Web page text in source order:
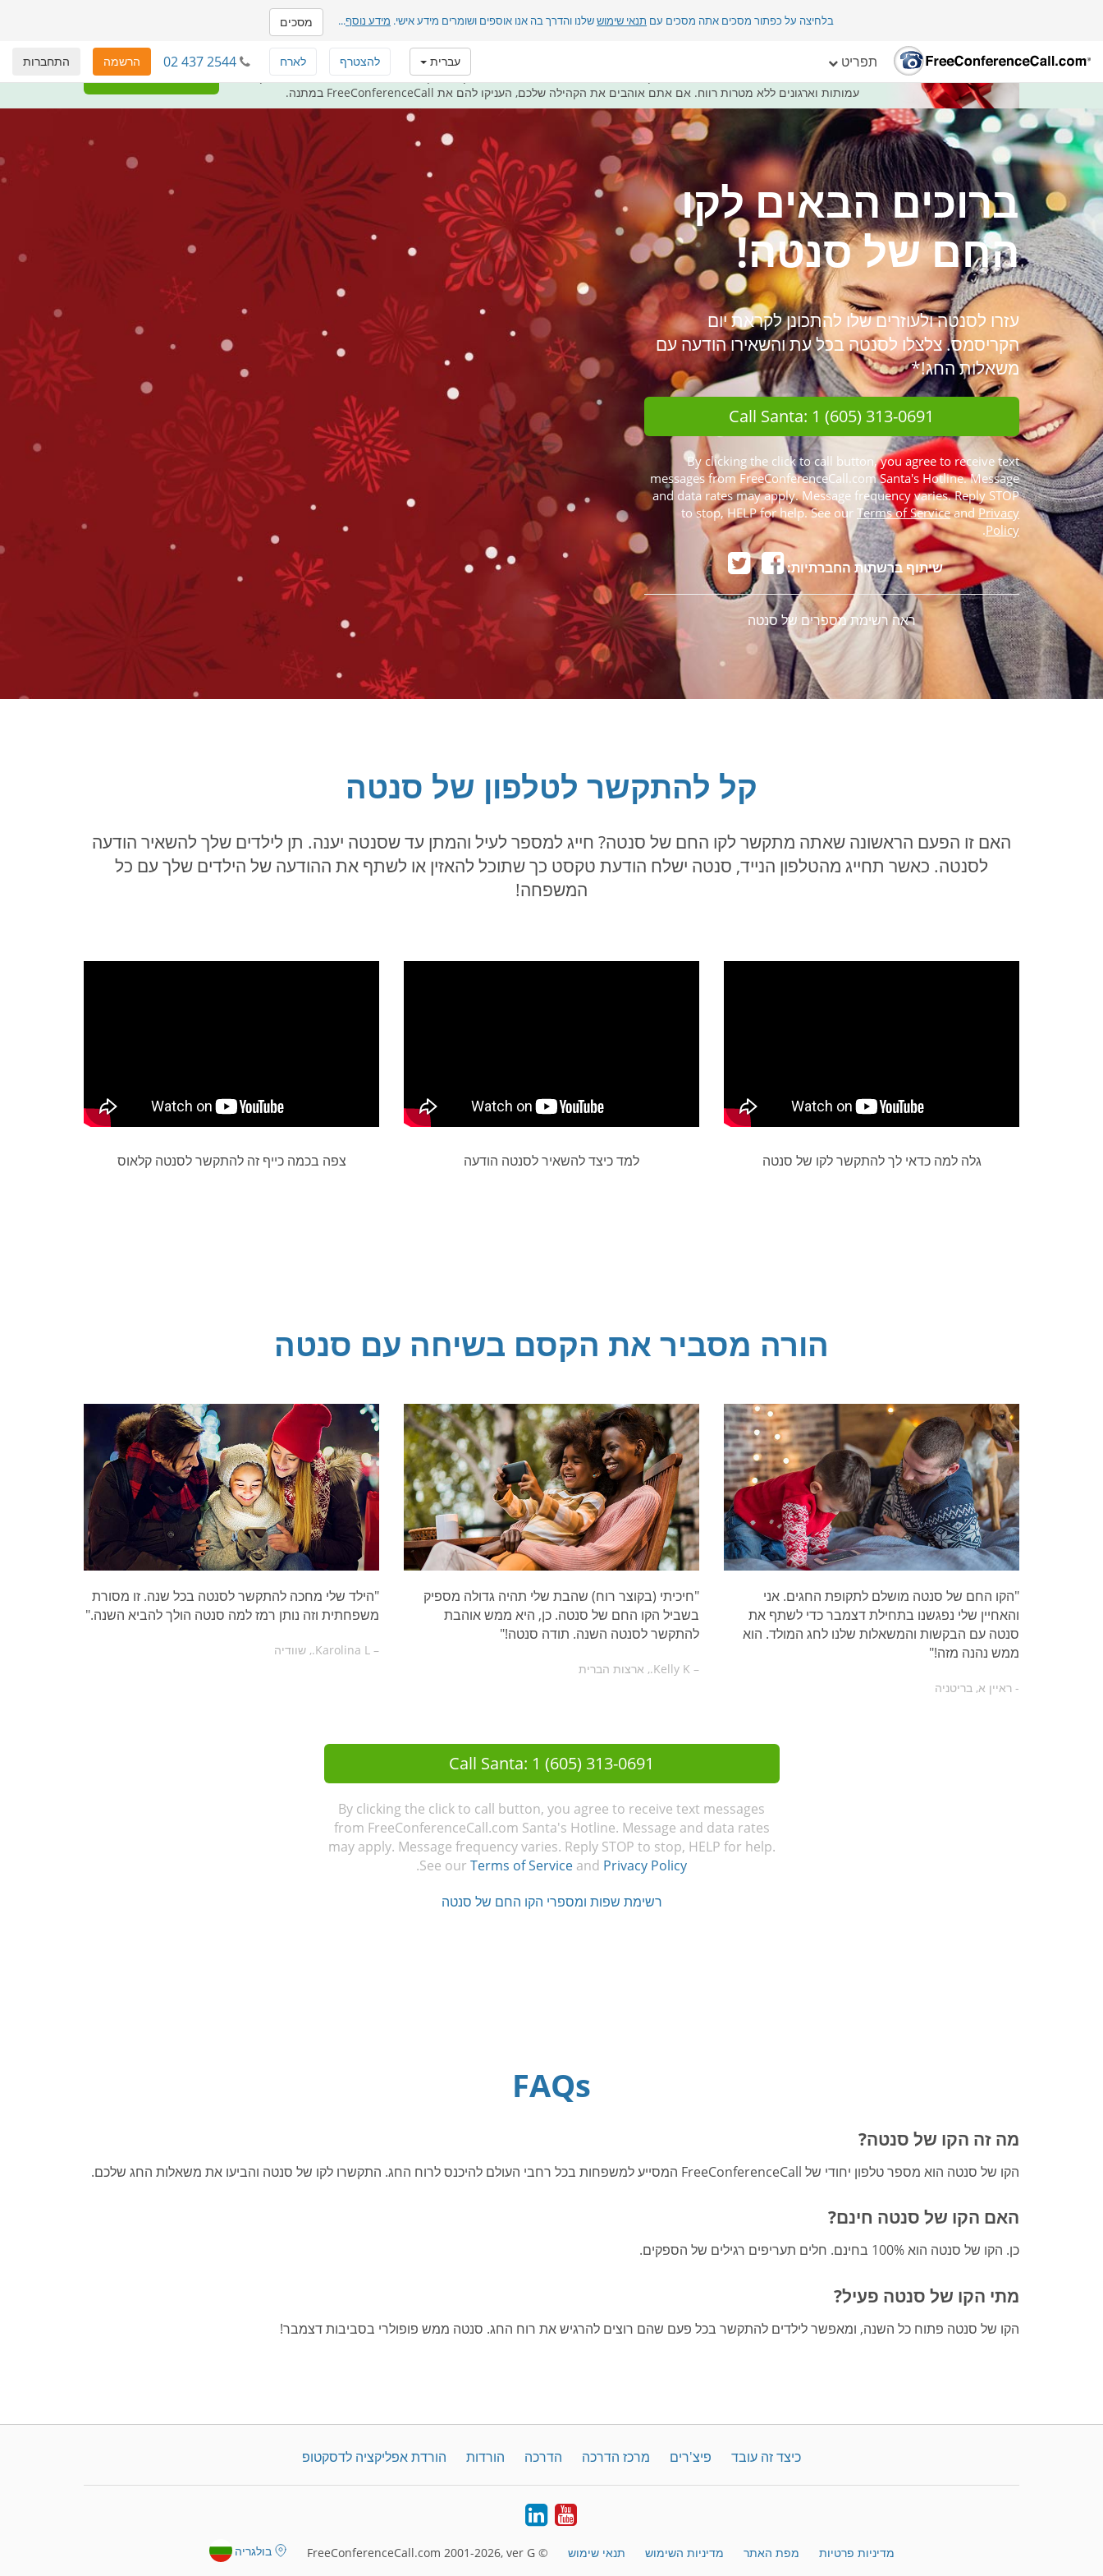
בלחיצה על כפתור מסכים אתה מסכים עם תנאי שימוששלנו והדרך בה אנו אוספים ושומרים מידע אישי. מידע נוסף... מסכים
תפריט התחברות הרשמה 02 437 2544 להצטרף לארח עברית בחג הזה מעניקים תקשורת כמתנה
FreeConferenceCall.com משרתת את הקהילה בצורה הטובה ביותר - על ידי מתן כלי תקשורת בחינם לתלמידים, ארגוני צדקה,
עמותות וארגונים ללא מטרות רווח. אם אתם אוהבים את הקהילה שלכם, העניקו להם את FreeConferenceCall במתנה.
לתת בחזרה
ברוכים הבאים לקו
החם של סנטה!
עזרו לסנטה ולעוזרים שלו להתכונן לקראת יום
הקריסמס. צלצלו לסנטה בכל עת והשאירו הודעה עם
משאלות החג!*
Call Santa: 1 (605) 313-0691
By clicking the click to call button, you agree to receive text
messages from FreeConferenceCall.com Santa's Hotline. Message
and data rates may apply. Message frequency varies. Reply STOP
to stop, HELP for help. See our Terms of Serviceand Privacy
Policy
.
שיתוף ברשתות החברתיות:
ראה רשימת מספרים של סנטה
קל להתקשר לטלפון של סנטה
האם זו הפעם הראשונה שאתה מתקשר לקו החם של סנטה? חייג למספר לעיל והמתן עד שסנטה יענה. תן לילדים שלך להשאיר הודעה
לסנטה. כאשר תחייג מהטלפון הנייד, סנטה ישלח הודעת טקסט כך שתוכל להאזין או לשתף את ההודעה של הילדים שלך עם כל
המשפחה!
גלה למה כדאי לך להתקשר לקו של סנטה למד כיצד להשאיר לסנטה הודעה צפה בכמה כייף זה להתקשר לסנטה קלאוס
הורה מסביר את הקסם בשיחה עם סנטה
"הקו החם של סנטה מושלם לתקופת החגים. אני
והאחיין שלי נפגשנו בתחילת דצמבר כדי לשתף את
סנטה עם הבקשות והמשאלות שלנו לחג המולד. הוא
ממש נהנה מזה!"
- ראיין א, בריטניה
"חיכיתי (בקוצר רוח) שהבת שלי תהיה גדולה מספיק
בשביל הקו החם של סנטה. כן, היא ממש אוהבת
להתקשר לסנטה השנה. תודה סנטה!"
– Kelly K., ארצות הברית
"הילד שלי מחכה להתקשר לסנטה בכל שנה. זו מסורת
משפחתית וזה נותן רמז למה סנטה הולך להביא השנה."
– Karolina L., שוודיה
Call Santa: 1 (605) 313-0691
By clicking the click to call button, you agree to receive text messages
from FreeConferenceCall.com Santa's Hotline. Message and data rates
may apply. Message frequency varies. Reply STOP to stop, HELP for help.
See our Terms of Service and Privacy Policy
.
רשימת שפות ומספרי הקו החם של סנטה
FAQs
מה זה הקו של סנטה?
הקו של סנטה הוא מספר טלפון יחודי של FreeConferenceCall המסייע למשפחות בכל רחבי העולם להיכנס לרוח החג. התקשרו לקו של סנטה והביעו את משאלות החג שלכם.
האם הקו של סנטה חינם?
כן. הקו של סנטה הוא 100% בחינם. חלים תעריפים רגילים של הספקים.
מתי הקו של סנטה פעיל?
הקו של סנטה פתוח כל השנה, ומאפשר לילדים להתקשר בכל פעם שהם רוצים להרגיש את רוח החג. סנטה ממש פופולרי בסביבות דצמבר!
כיצד זה עובד פיצ'רים מרכז הדרכה הדרכה הורדות הורדת אפליקציה לדסקטופ
YouTube
LinkedIn
מדיניות פרטיות מפת האתר מדיניות השימוש תנאי שימוש © FreeConferenceCall.com 2001-2026, ver G בולגריה